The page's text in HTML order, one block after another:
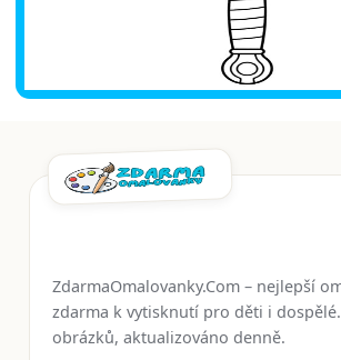
ZdarmaOmalovanky.Com – nejlepší
zdarma k vytisknutí pro děti i
obrázků, aktualizováno denně.